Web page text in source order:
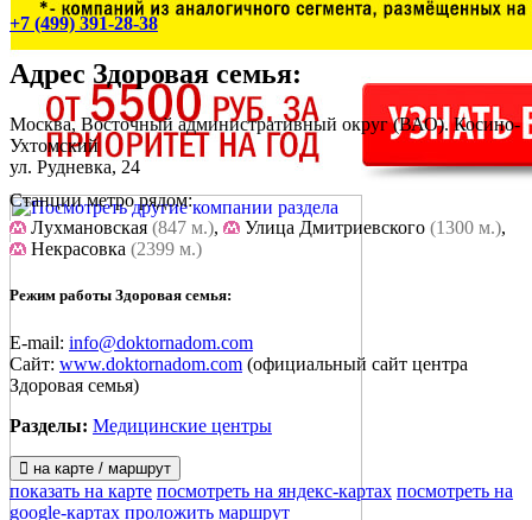
+7 (499) 391-28-38
Адрес Здоровая семья:
Москва, Восточный административный округ (ВАО). Косино-
Ухтомский
ул. Рудневка, 24
Станции метро рядом:
Лухмановская (847 м.), Улица Дмитриевского (1300 м.),
Некрасовка (2399 м.)
Режим работы Здоровая семья:
E-mail: info@doktornadom.com
Сайт: www.doktornadom.com (официальный сайт центра
Здоровая семья)
Разделы: Медицинские центры
на карте / маршрут
показать на карте посмотреть на яндекс-картах посмотреть на
google-картах проложить маршрут